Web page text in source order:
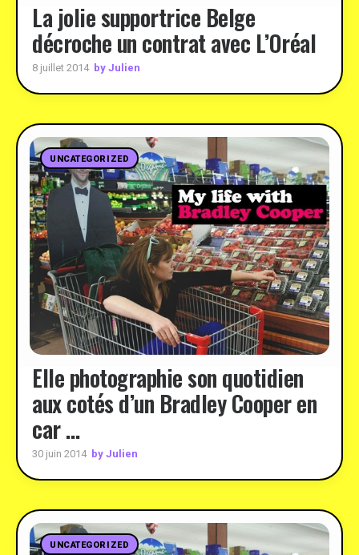
La jolie supportrice Belge
décroche un contrat avec L’Oréal
8 juillet 2014 by Julien
UNCATEGORIZED
Elle photographie son quotidien
aux cotés d’un Bradley Cooper en
car …
30 juin 2014 by Julien
UNCATEGORIZED